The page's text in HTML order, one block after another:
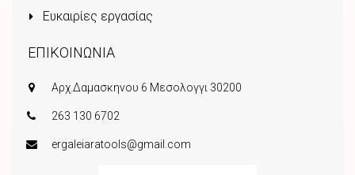
Ευκαιρίες εργασίας
ΕΠΙΚΟΙΝΩΝΙΑ
Αρχ.Δαμασκηνου 6 Μεσολογγι 30200
263 130 6702
ergaleiaratools@gmail.com